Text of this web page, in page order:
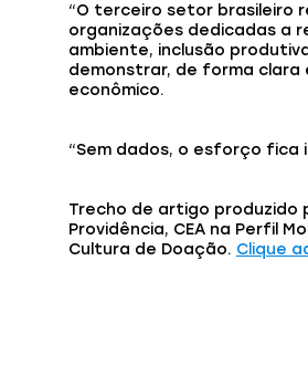
“O terceiro setor brasileiro
organizações dedicadas a
ambiente, inclusão
demonstrar, de forma
econômico.
“Sem dados, o esforço fica
Trecho de artigo produzido
Providência, CEA na Perfil
Cultura de Doação. Clique